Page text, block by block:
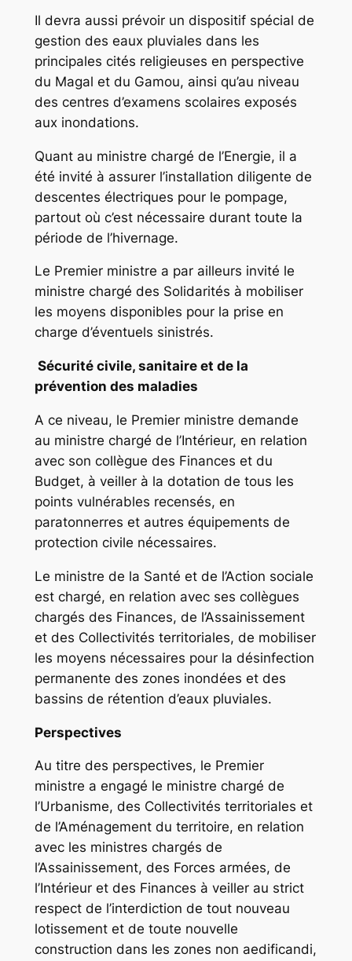
Il devra aussi prévoir un dispositif spécial de
gestion des eaux pluviales dans les
principales cités religieuses en perspective
du Magal et du Gamou, ainsi qu’au niveau
des centres d’examens scolaires exposés
aux inondations.
Quant au ministre chargé de l’Energie, il a
été invité à assurer l’installation diligente de
descentes électriques pour le pompage,
partout où c’est nécessaire durant toute la
période de l’hivernage.
Le Premier ministre a par ailleurs invité le
ministre chargé des Solidarités à mobiliser
les moyens disponibles pour la prise en
charge d’éventuels sinistrés.
Sécurité civile, sanitaire et de la
prévention des maladies
A ce niveau, le Premier ministre demande
au ministre chargé de l’Intérieur, en relation
avec son collègue des Finances et du
Budget, à veiller à la dotation de tous les
points vulnérables recensés, en
paratonnerres et autres équipements de
protection civile nécessaires.
Le ministre de la Santé et de l’Action sociale
est chargé, en relation avec ses collègues
chargés des Finances, de l’Assainissement
et des Collectivités territoriales, de mobiliser
les moyens nécessaires pour la désinfection
permanente des zones inondées et des
bassins de rétention d’eaux pluviales.
Perspectives
Au titre des perspectives, le Premier
ministre a engagé le ministre chargé de
l’Urbanisme, des Collectivités territoriales et
de l’Aménagement du territoire, en relation
avec les ministres chargés de
l’Assainissement, des Forces armées, de
l’Intérieur et des Finances à veiller au strict
respect de l’interdiction de tout nouveau
lotissement et de toute nouvelle
construction dans les zones non aedificandi,